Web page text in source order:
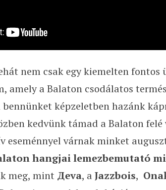
nem csak egy kiemelten fontos
amely a Balaton csodálatos
képzeletben hazánk
kedvünk támad a Balaton
eseménnyel várnak minket
hangjai lemezbemutató
meg, mint Дeva, a Jazzbois,